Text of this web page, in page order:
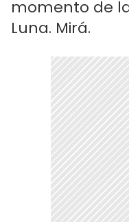
momento de
Luna. Mirá.